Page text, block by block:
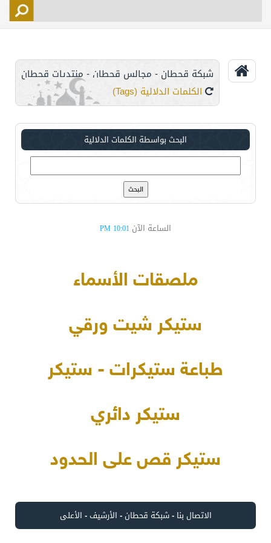
التحكم
شبكة قحطان - مجالس قحطان - منتديات قحطان
الكلمات الدلالية (Tags)
البحث بواسطة الكلمات الدلالية
الساعة الآن 10:01 PM
ملصقات الأسماء
ستيكر شيت ورقي
طباعة ستيكرات - ستيكر
ستيكر دائري
ستيكر قص على الحدود
الاتصال بنا -شبكة قحطان- الأرشيف- الأعلى